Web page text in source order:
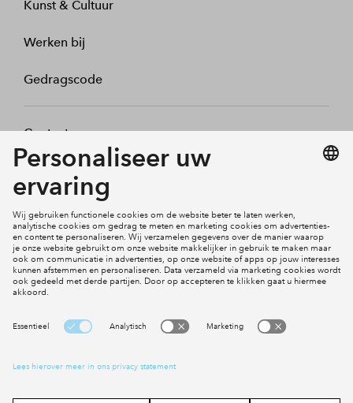
Kunst & Cultuur
Werken bij
Gedragscode
Contact
Mijn profiel
Social Media
Cookies